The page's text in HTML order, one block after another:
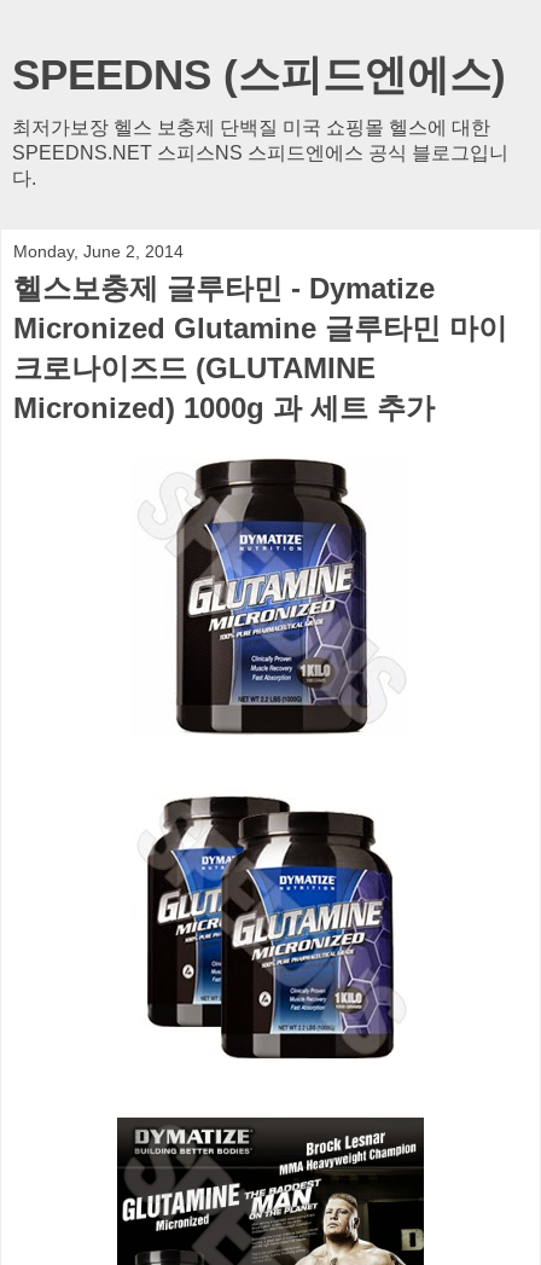
SPEEDNS (스피드엔에스)
최저가보장 헬스 보충제 단백질 미국 쇼핑몰 헬스에 대한
SPEEDNS.NET 스피스NS 스피드엔에스 공식 블로그입니
다.
Monday, June 2, 2014
헬스보충제 글루타민 - Dymatize
Micronized Glutamine 글루타민 마이
크로나이즈드 (GLUTAMINE
Micronized) 1000g 과 세트 추가